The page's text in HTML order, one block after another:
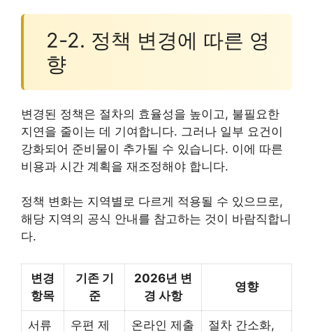
2-2. 정책 변경에 따른 영
향
변경된 정책은 절차의 효율성을 높이고, 불필요한
지연을 줄이는 데 기여합니다. 그러나 일부 요건이
강화되어 준비물이 추가될 수 있습니다. 이에 따른
비용과 시간 계획을 재조정해야 합니다.
정책 변화는 지역별로 다르게 적용될 수 있으므로,
해당 지역의 공식 안내를 참고하는 것이 바람직합니
다.
변경
항목
기존 기
준
2026년 변
경 사항
영향
서류 우편 제 온라인 제출 절차 간소화,